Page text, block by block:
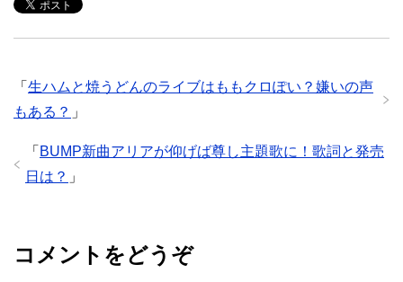
まちゃんは？
「 生ハムと焼うどんのライブはももクロぽい？嫌いの声
もある？ 」
「 BUMP新曲アリアが仰げば尊し主題歌に！歌詞と発売
日は？ 」
コメントをどうぞ